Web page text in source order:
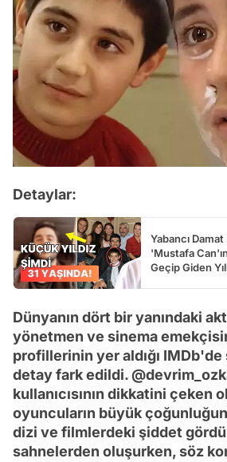
Detaylar:
Yabancı Damat
'Mustafa
Geçip Giden
Dünyanın dört bir yanındaki
yönetmen ve sinema
profillerinin yer aldığı IMDb'de
detay fark edildi.
kullanıcısının dikkatini çeken
oyuncuların büyük
dizi ve filmlerdeki şiddet
sahnelerden oluşurken, söz